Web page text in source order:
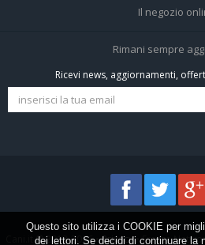
Home
Tutti i cani
Il negozio
Negozio per
Spedizioni e
Rimani sempre
Ricevi news, aggiornamenti,
Cani.it © 2013-2026 •Privacy•Frezza
Questo sito utilizza i COOKIE per
dei lettori. Se decidi di continuare la